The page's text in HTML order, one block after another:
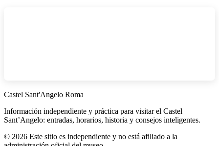
Castel Sant'Angelo Roma
Información independiente y práctica para visitar el Castel
Sant’Angelo: entradas, horarios, historia y consejos inteligentes.
© 2026 Este sitio es independiente y no está afiliado a la